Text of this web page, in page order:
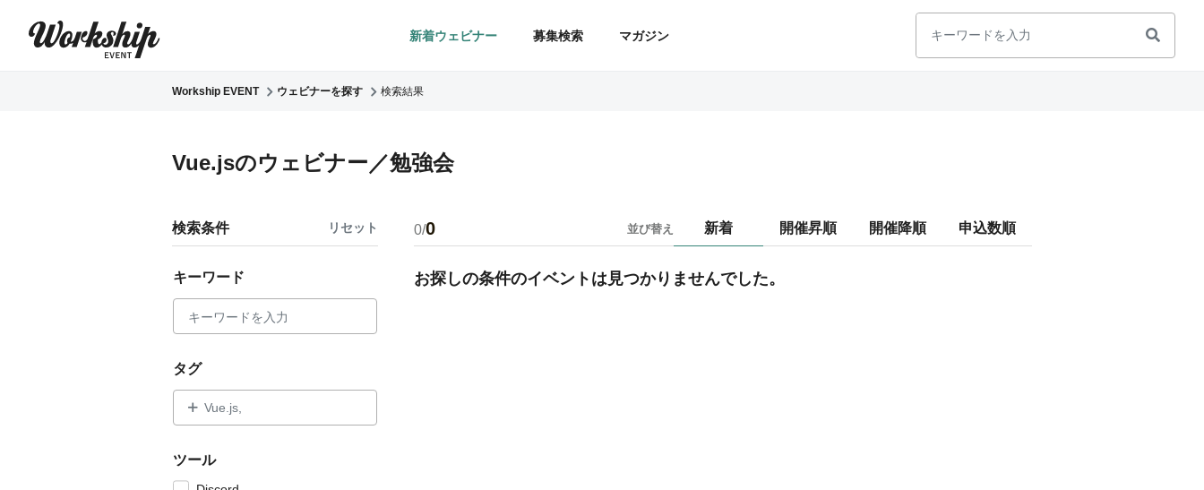
新着ウェビナー 募集検索 マガジン
Workship EVENT ウェビナーを探す 検索結果
Vue.jsのウェビナー／勉強会
0/0 並び替え 新着 開催昇順 開催降順 申込数順
お探しの条件のイベントは見つかりませんでした。
検索条件 リセット
キーワード
タグ
Vue.js,
ツール